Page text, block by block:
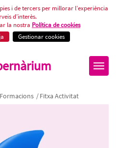
què
i de tercers per millorar l’experiència
d’interès.
la nostra Política de cookies
Gestionar cookies
Formacions /Fitxa Activitat